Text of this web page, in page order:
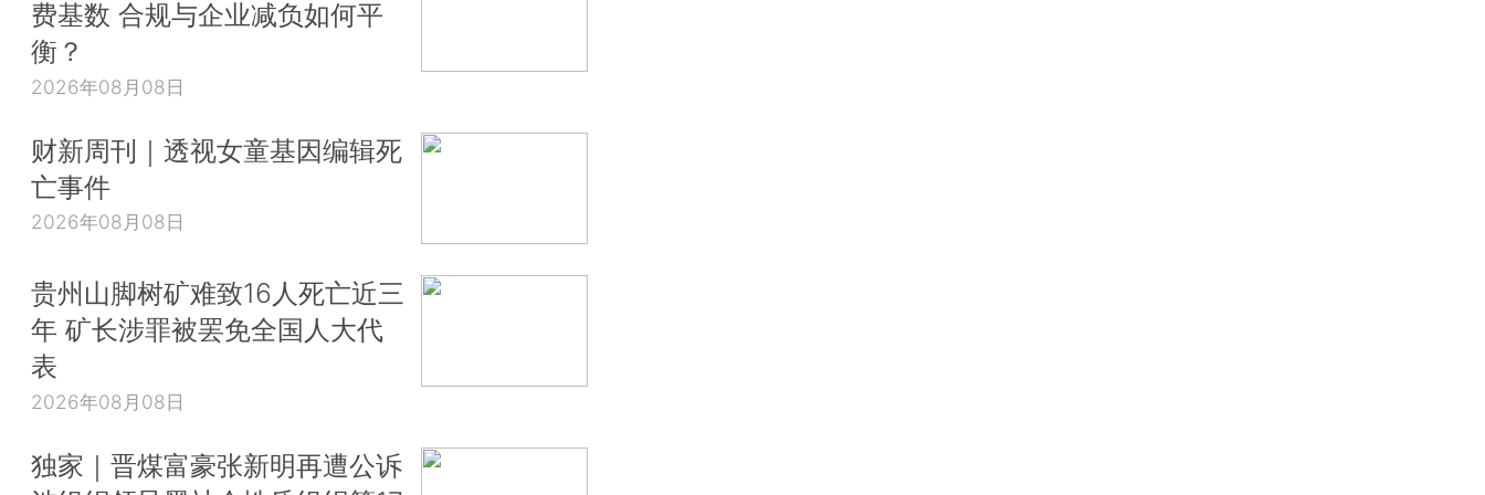
费基数 合规与企业减负如何平
衡？
2026年08月08日
财新周刊｜透视女童基因编辑死
亡事件
2026年08月08日
贵州山脚树矿难致16人死亡近三
年 矿长涉罪被罢免全国人大代
表
2026年08月08日
独家｜晋煤富豪张新明再遭公诉